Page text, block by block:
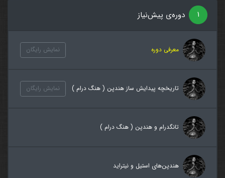
۱ دوره‌ی پیش‌نیاز
معرفی دوره نمایش رایگان
تاریخچه پیدایش ساز هندپن ( هنگ درام ) نمایش رایگان
تانگدرام و هندپن ( هنگ درام )
هندپن‌های استیل و نیتراید